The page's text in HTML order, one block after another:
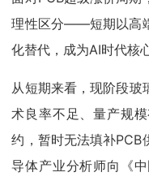
理性区分——短期以高
化替代，成为AI时代核
从短期来看，现阶段玻
术良率不足、量产规
约，暂时无法填补PCB
导体产业分析师向《